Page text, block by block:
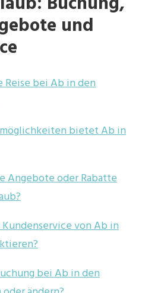
und
Reise bei Ab in den
bietet Ab in
Angebote oder Rabatte
von Ab in
bei Ab in den